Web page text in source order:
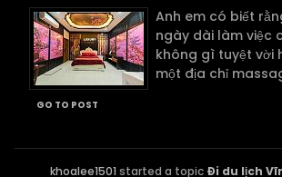
Anh em có biết
ngày dài làm việc
không gì tuyệt vời
một địa chỉ
GO TO POST
khoalee1501 started a topic Đi du lịch